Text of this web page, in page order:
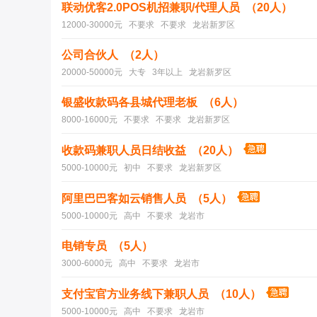
联动优客2.0POS机招兼职/代理人员 （20人）
12000-30000元 不要求 不要求 龙岩新罗区
公司合伙人 （2人）
20000-50000元 大专 3年以上 龙岩新罗区
银盛收款码各县城代理老板 （6人）
8000-16000元 不要求 不要求 龙岩新罗区
收款码兼职人员日结收益 （20人）
5000-10000元 初中 不要求 龙岩新罗区
阿里巴巴客如云销售人员 （5人）
5000-10000元 高中 不要求 龙岩市
电销专员 （5人）
3000-6000元 高中 不要求 龙岩市
支付宝官方业务线下兼职人员 （10人）
5000-10000元 高中 不要求 龙岩市